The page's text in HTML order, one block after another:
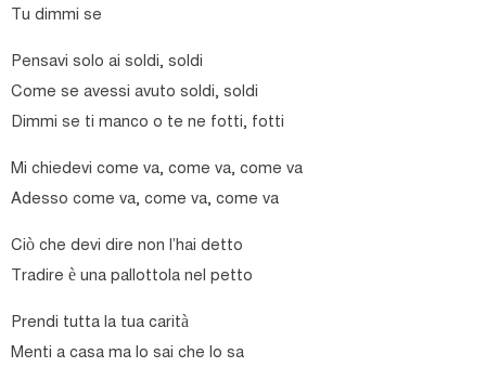
Tu dimmi se
Pensavi solo ai soldi, soldi
Come se avessi avuto soldi, soldi
Dimmi se ti manco o te ne fotti, fotti
Mi chiedevi come va, come va, come va
Adesso come va, come va, come va
Ciò che devi dire non l’hai detto
Tradire è una pallottola nel petto
Prendi tutta la tua carità
Menti a casa ma lo sai che lo sa